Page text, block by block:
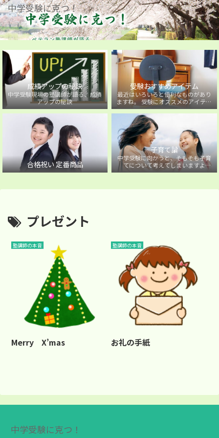
中学受験に克つ！
成績アップの秘訣
中学受験現場の塾講師が語る、成績
アップの秘訣
受験おすすめアイテム
最近はいろいろと便利なものがあり
ますね。 受験にオススメのアイテム
を紹介しています。
合格祝い 定番商品
子育て論
中学受験に向かうと、そもそも子育
てについて考えてしまいますよ
ね・・・。中学受験に向かうお子様
プレゼント
塾講師の本音
Merry X’mas
塾講師の本音
お礼の手紙
中学受験に克つ！